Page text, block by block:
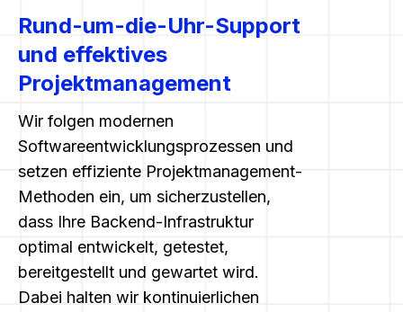
Rund-um-die-Uhr-Support
und effektives
Projektmanagement
Wir folgen modernen
Softwareentwicklungsprozessen und
setzen effiziente Projektmanagement-
Methoden ein, um sicherzustellen,
dass Ihre Backend-Infrastruktur
optimal entwickelt, getestet,
bereitgestellt und gewartet wird.
Dabei halten wir kontinuierlichen